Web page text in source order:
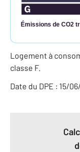
Émissions de CO2
Logement à
classe F.
Date du DPE : 15/